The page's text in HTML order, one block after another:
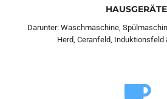
HAUSGERÄTE
Darunter: Waschmaschine,
Herd, Ceranfeld, Induktionsfeld